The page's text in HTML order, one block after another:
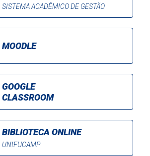
SISTEMA ACADÊMICO DE GESTÃO
MOODLE
GOOGLE
CLASSROOM
BIBLIOTECA ONLINE
UNIFUCAMP